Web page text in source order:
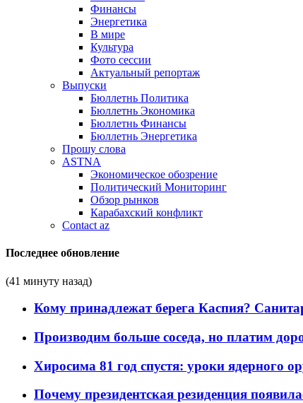
Финансы
Энергетика
В мире
Культура
Фото сессии
Актуальный репортаж
Выпуски
Бюллетнь Политика
Бюллетнь Экономика
Бюллетнь Финансы
Бюллетнь Энергетика
Прошу слова
ASTNA
Экономическое обозрение
Политический Мониторинг
Обзор рынков
Карабахский конфликт
Contact az
Последнее обновление
(41 минуту назад)
Кому принадлежат берега Каспия?
Производим больше соседа, но платим
Хиросима 81 год спустя: уроки ядерного
Почему президентская резиденция